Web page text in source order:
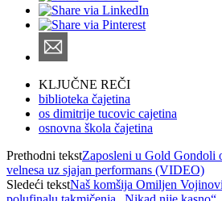
KLJUČNE REČI
biblioteka čajetina
os dimitrije tucovic cajetina
osnovna škola čajetina
Prethodni tekstZaposleni u Gold Gondoli
velnesa uz sjajan performans (VIDEO)
Sledeći tekstNaš komšija Omiljen